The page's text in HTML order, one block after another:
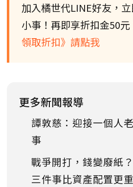
加入橘世代LINE好友，
小事！再即享折扣金50元
領取折扣》請點我
更多新聞報導
譚敦慈：迎接一個人
事
戰爭開打，錢變廢紙
三件事比資產配置更